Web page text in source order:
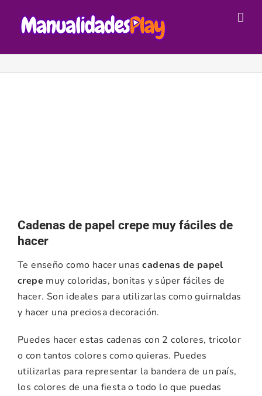
contenido
Cadenas de papel crepe muy fáciles de
hacer
Te enseño como hacer unascadenas de papel
crepe muy coloridas, bonitas y súper fáciles de
hacer. Son ideales para utilizarlas como guirnaldas
y hacer una preciosa decoración.
Puedes hacer estas cadenas con 2 colores, tricolor
o con tantos colores como quieras. Puedes
utilizarlas para representar la bandera de un país,
los colores de una fiesta o todo lo que puedas